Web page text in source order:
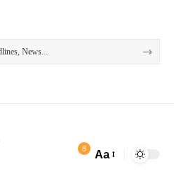
8 Aa